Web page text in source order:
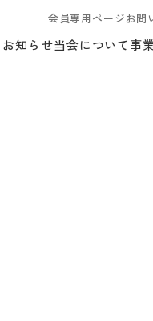
会員専用ページお問
お知らせ当会について事